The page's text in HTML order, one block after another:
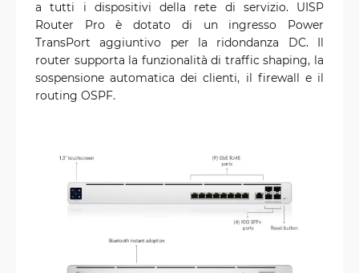
a tutti i dispositivi della rete di servizio. UISP
Router Pro è dotato di un ingresso Power
TransPort aggiuntivo per la ridondanza DC. Il
router supporta la funzionalità di traffic shaping, la
sospensione automatica dei clienti, il firewall e il
routing OSPF.